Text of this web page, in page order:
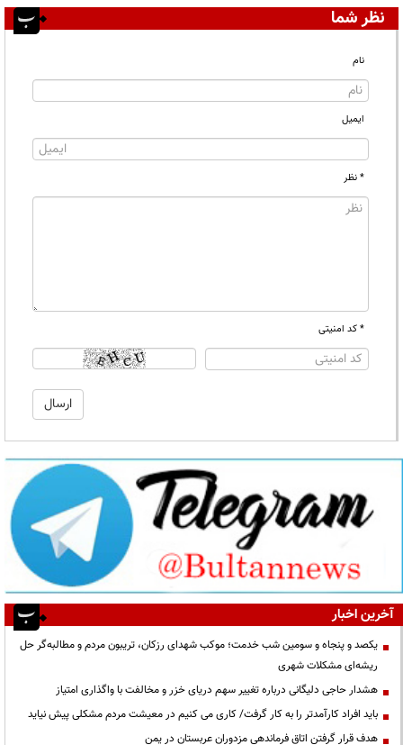
نظر شما
نام
ایمیل
* نظر
* کد امنیتی
آخرین اخبار
یکصد و پنجاه و سومین شب خدمت؛ موکب شهدای رزکان، تریبون مردم و مطالبه‌گر حل
ریشه‌ای مشکلات شهری
هشدار حاجی دلیگانی درباره تغییر سهم دریای خزر و مخالفت با واگذاری امتیاز
باید افراد کارآمدتر را به کار گرفت/ کاری می کنیم در معیشت مردم مشکلی پیش نیاید
هدف قرار گرفتن اتاق‌ فرماندهی مزدوران عربستان در یمن